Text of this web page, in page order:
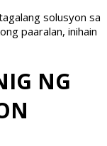
solusyon sa
paaralan, inihain
NG